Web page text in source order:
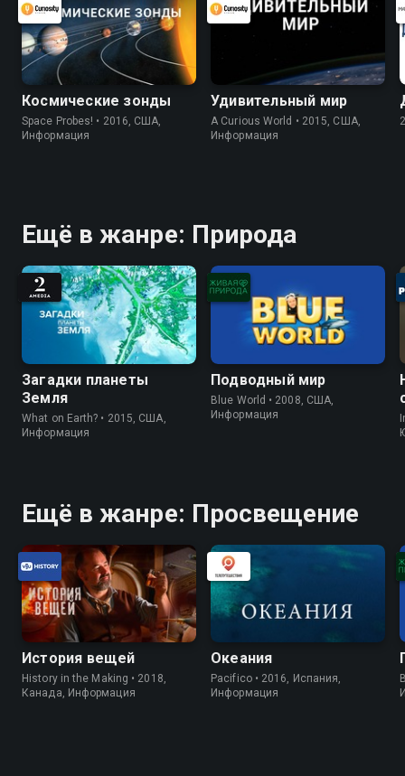
Космические зонды
Space Probes! • 2016, США,
Информация
Удивительный мир
A Curious World • 2015, США,
Информация
Ещё в жанре: Природа
Загадки планеты
Земля
What on Earth? • 2015, США,
Информация
Подводный мир
Blue World • 2008, США,
Информация
Ещё в жанре: Просвещение
История вещей
History in the Making • 2018,
Канада, Информация
Океания
Pacifico • 2016, Испания,
Информация